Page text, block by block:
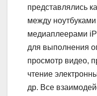
представлялись
между
медиаплеерами
для выполнения
просмотр видео,
чтение
др. Все